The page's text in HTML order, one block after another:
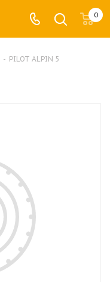
0
- PILOT ALPIN 5